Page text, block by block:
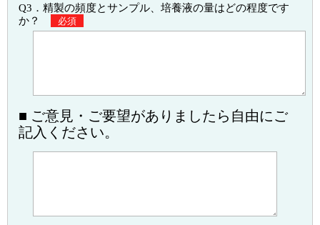
Q3．精製の頻度とサンプル、培養液の量はどの程度です
か？
必須
■ ご意見・ご要望がありましたら自由にご
記入ください。